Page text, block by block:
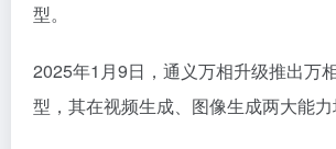
型。
2025年1月9日，通义万相升级推出万
型，其在视频生成、图像生成两大能力